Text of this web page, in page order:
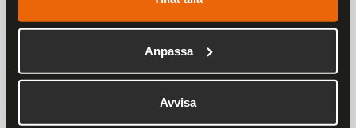
Anpassa
Avvisa